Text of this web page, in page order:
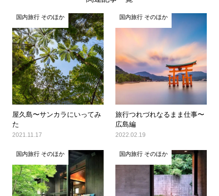
国内旅行 そのほか
屋久島〜サンカラにいってみ
た
2021.11.17
国内旅行 そのほか
旅行つれづれなるまま仕事〜
広島編
2022.02.19
国内旅行 そのほか 国内旅行 そのほか